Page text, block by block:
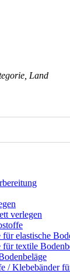
Land
verlegen
elastische
textile
/ Klebebänder